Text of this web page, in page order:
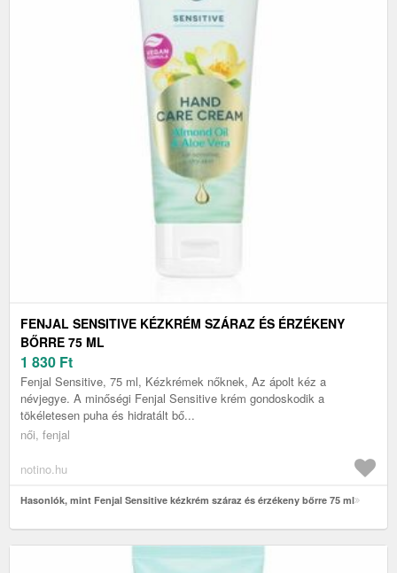
FENJAL SENSITIVE KÉZKRÉM SZÁRAZ ÉS ÉRZÉKENY
BŐRRE 75 ML
1 830 Ft
Fenjal Sensitive, 75 ml, Kézkrémek nőknek, Az ápolt kéz a
névjegye. A minőségi Fenjal Sensitive krém gondoskodik a
tökéletesen puha és hidratált bő...
női, fenjal
notino.hu
Hasonlók, mint Fenjal Sensitive kézkrém száraz és érzékeny bőrre 75 ml